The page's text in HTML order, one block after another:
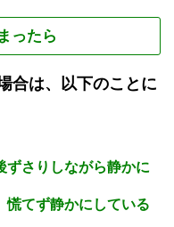
ったら
合は、以下のことに
ずさりしながら静かに
慌てず静かにしている